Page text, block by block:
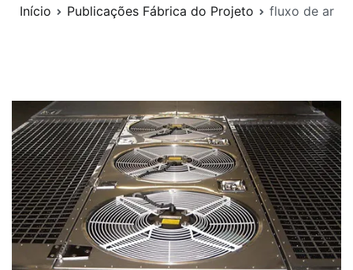
Início Publicações Fábrica do Projeto fluxo de ar